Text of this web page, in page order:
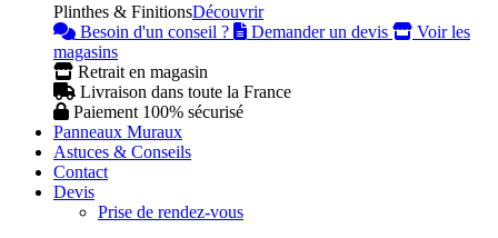
Plinthes & FinitionsDécouvrir
Besoin d'un conseil ?
Demander un devis
Voir les
magasins
Retrait en magasin
Livraison dans toute la France
Paiement 100% sécurisé
Panneaux Muraux
Astuces & Conseils
Contact
Devis
Prise de rendez-vous